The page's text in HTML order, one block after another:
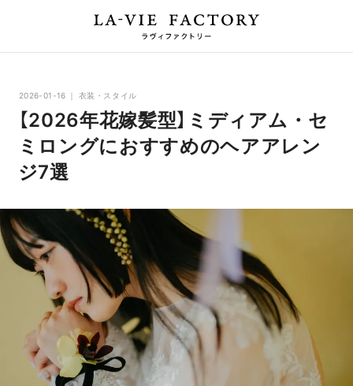
2026-01-16 衣装・スタイル
【2026年花嫁髪型】ミディアム・セ
ミロングにおすすめのヘアアレン
ジ7選